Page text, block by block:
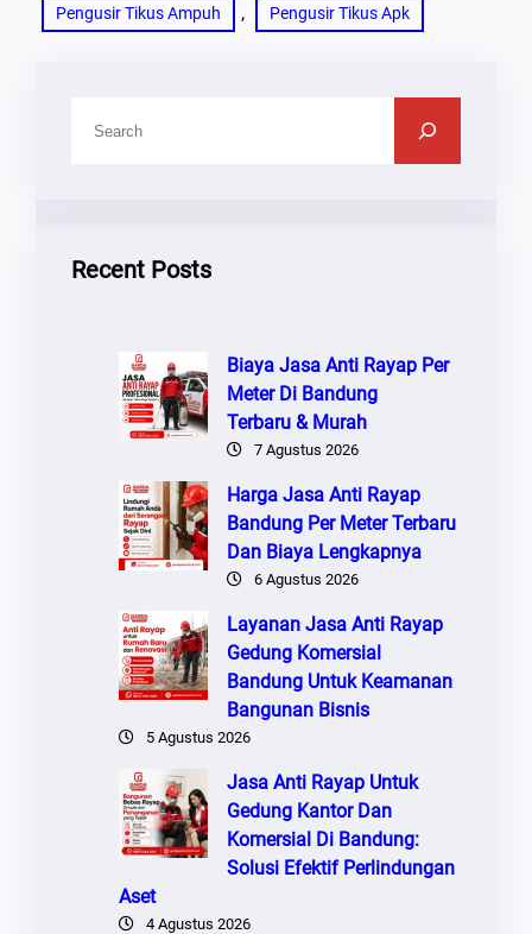
Pengusir Tikus Ampuh , Pengusir Tikus Apk
Recent Posts
Biaya Jasa Anti Rayap Per
Meter Di Bandung
Terbaru & Murah
7 Agustus 2026
Harga Jasa Anti Rayap
Bandung Per Meter Terbaru
Dan Biaya Lengkapnya
6 Agustus 2026
Layanan Jasa Anti Rayap
Gedung Komersial
Bandung Untuk Keamanan
Bangunan Bisnis
5 Agustus 2026
Jasa Anti Rayap Untuk
Gedung Kantor Dan
Komersial Di Bandung:
Solusi Efektif Perlindungan
Aset
4 Agustus 2026